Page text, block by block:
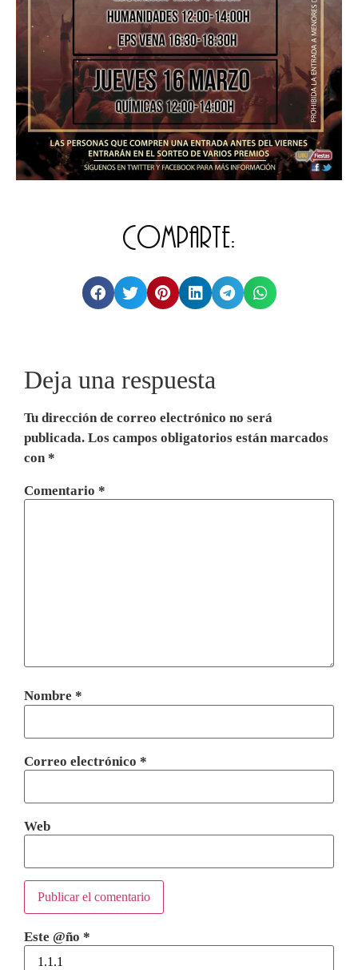
Comparte:
Deja una respuesta
Tu dirección de correo electrónico no será
publicada. Los campos obligatorios están marcados
con*
Comentario *
Nombre *
Correo electrónico *
Web
Este @ño *